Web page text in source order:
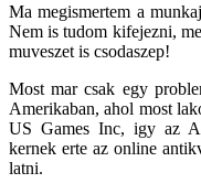
Ma megismertem a
Nem is tudom kifejezni,
muveszet is csodaszep!
Most mar csak egy
Amerikaban, ahol most
US Games Inc, igy az
kernek erte az online
latni.